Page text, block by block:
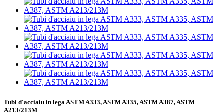
Tubi d'acciaiu in lega ASTM A333, ASTM A335, ASTM A387, ASTM
A213/213M